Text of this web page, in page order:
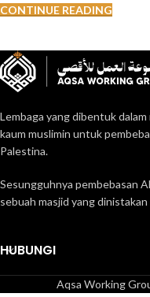
CONTINUE READING
Lembaga yang dibentuk
kaum muslimin untuk
Palestina.
Sesungguhnya pembebasan
sebuah masjid yang
HUBUNGI
Aqsa Working